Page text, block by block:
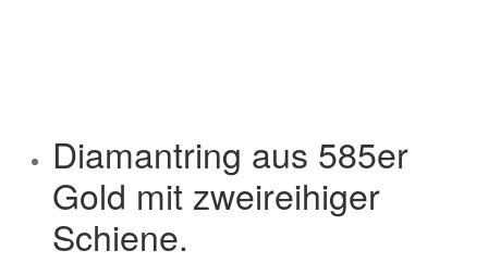
Diamantring aus 585er
Gold mit zweireihiger
Schiene.